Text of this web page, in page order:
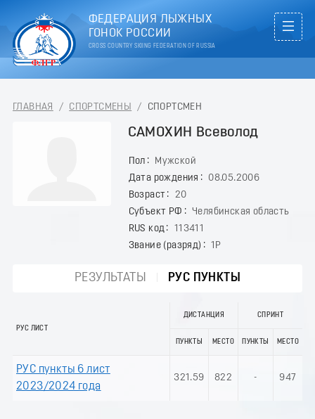
ФЕДЕРАЦИЯ ЛЫЖНЫХ
ГОНОК РОССИИ
CROSS COUNTRY SKIING FEDERATION OF RUSSIA
ГЛАВНАЯ / СПОРТСМЕНЫ / СПОРТСМЕН
САМОХИН Всеволод
Пол
Мужской
Дата рождения
08.05.2006
Возраст
20
Субъект РФ
Челябинская область
RUS код
113411
Звание (разряд)
1Р
РЕЗУЛЬТАТЫ РУС ПУНКТЫ
РУС ЛИСТ
ДИСТАНЦИЯ СПРИНТ
ПУНКТЫ МЕСТО ПУНКТЫ МЕСТО
РУС пункты 6 лист
2023/2024 года
321.59 822 - 947